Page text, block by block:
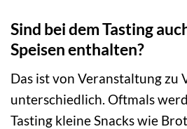
Sind bei dem Tasting
Speisen enthalten?
Das ist von Veranstaltung zu
unterschiedlich. Oftmals
Tasting kleine Snacks wie